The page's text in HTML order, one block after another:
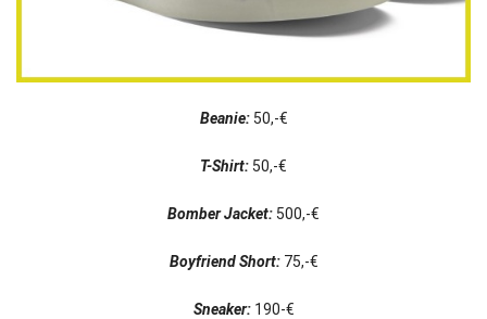
Beanie: 50,-€
T-Shirt: 50,-€
Bomber Jacket: 500,-€
Boyfriend Short:75,-€
Sneaker: 190-€